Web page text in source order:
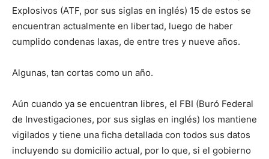
Explosivos (ATF, por sus siglas en inglés) 15 de estos se
encuentran actualmente en libertad, luego de haber
cumplido condenas laxas, de entre tres y nueve años.
Algunas, tan cortas como un año.
Aún cuando ya se encuentran libres, el FBI (Buró Federal
de Investigaciones, por sus siglas en inglés) los mantiene
vigilados y tiene una ficha detallada con todos sus datos
incluyendo su domicilio actual, por lo que, si el gobierno